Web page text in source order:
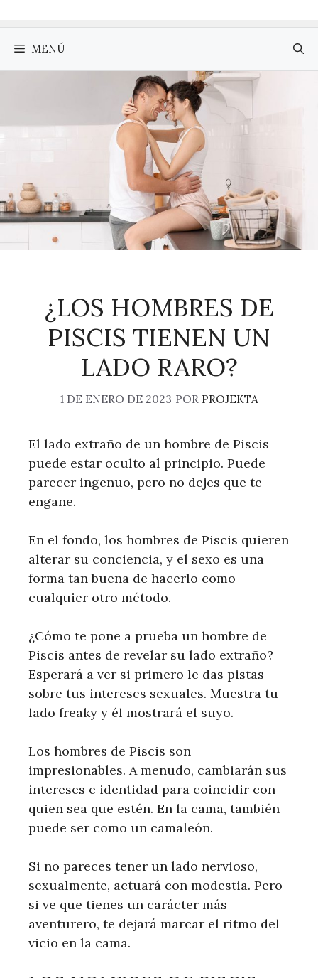
MENÚ
¿LOS HOMBRES DE
PISCIS TIENEN UN
LADO RARO?
1 DE ENERO DE 2023 POR PROJEKTA
El lado extraño de un hombre de Piscis
puede estar oculto al principio. Puede
parecer ingenuo, pero no dejes que te
engañe.
En el fondo, los hombres de Piscis quieren
alterar su conciencia, y el sexo es una
forma tan buena de hacerlo como
cualquier otro método.
¿Cómo te pone a prueba un hombre de
Piscis antes de revelar su lado extraño?
Esperará a ver si primero le das pistas
sobre tus intereses sexuales. Muestra tu
lado freaky y él mostrará el suyo.
Los hombres de Piscis son
impresionables. A menudo, cambiarán sus
intereses e identidad para coincidir con
quien sea que estén. En la cama, también
puede ser como un camaleón.
Si no pareces tener un lado nervioso,
sexualmente, actuará con modestia. Pero
si ve que tienes un carácter más
aventurero, te dejará marcar el ritmo del
vicio en la cama.